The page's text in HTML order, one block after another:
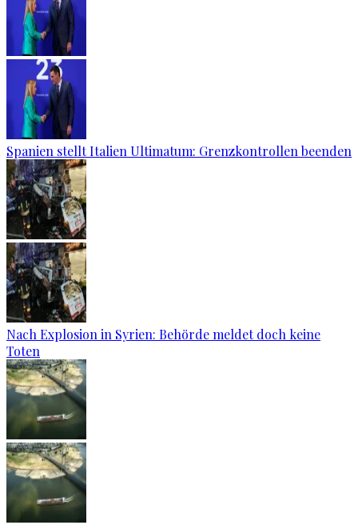
Spanien stellt Italien Ultimatum: Grenzkontrollen beenden
Nach Explosion in Syrien: Behörde meldet doch keine
Toten